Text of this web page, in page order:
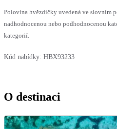
Polovina hvězdičky uvedená ve slovním
nadhodnocenou nebo podhodnocenou
kategorií.
Kód nabídky: HBX93233
O destinaci